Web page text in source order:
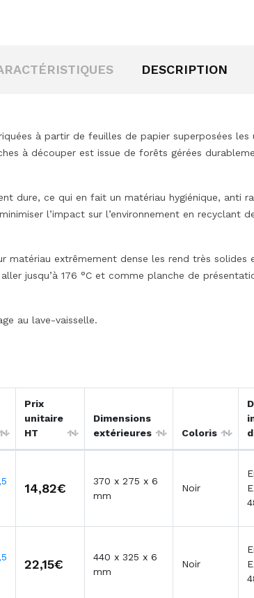
DESCRIPTION
à partir de feuilles de papier superposées
à découper est issue de forêts gérées
dure, ce qui en fait un matériau hygiénique, anti
l’impact sur l’environnement en recyclant
matériau extrêmement dense les rend très
jusqu’à 176 °C et comme planche de
au lave-vaisselle.
Prix
unitaire
HT
Dimensions
extérieures
Coloris
14,82€
370 x 275 x 6
mm
Noir
22,15€
440 x 325 x 6
mm
Noir